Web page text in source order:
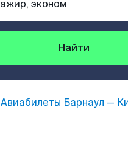
Найти
Авиабилеты Барнаул —